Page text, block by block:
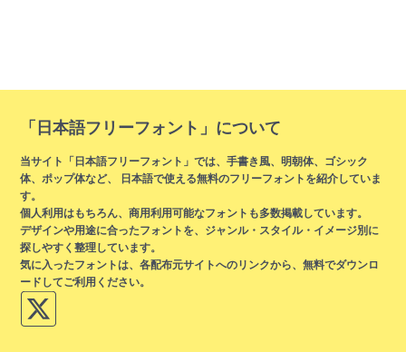
「日本語フリーフォント」について
当サイト「日本語フリーフォント」では、手書き風、明朝体、ゴシック
体、ポップ体など、 日本語で使える無料のフリーフォントを紹介していま
す。
個人利用はもちろん、商用利用可能なフォントも多数掲載しています。
デザインや用途に合ったフォントを、ジャンル・スタイル・イメージ別に
探しやすく整理しています。
気に入ったフォントは、各配布元サイトへのリンクから、無料でダウンロ
ードしてご利用ください。